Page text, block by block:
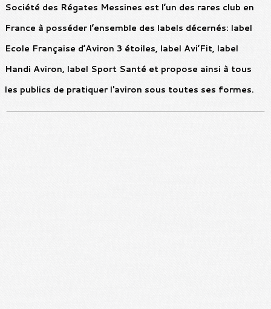
Société des Régates Messines est l’un des rares club en
France à posséder l’ensemble des labels décernés: label
Ecole Française d’Aviron 3 étoiles, label Avi’Fit, label
Handi Aviron, label Sport Santé et propose ainsi à tous
les publics de pratiquer l'aviron sous toutes ses formes.